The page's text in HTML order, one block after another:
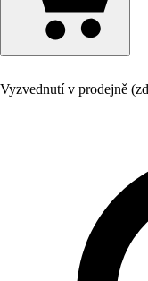
Vyzvednutí v prodejně